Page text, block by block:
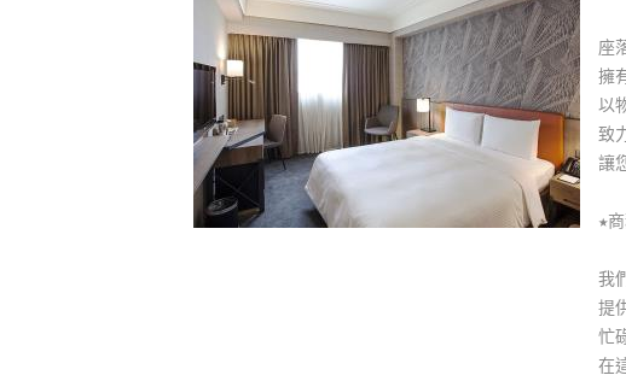
座
擁
以
致
讓
★
我
提
忙
在